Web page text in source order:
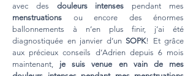
avec des douleurs intenses pendant mes
menstruations ou encore des énormes
ballonnements à n’en plus finir, j’ai été
diagnostiquée en janvier d’un SOPK! Et grâce
aux précieux conseils d’Adrien depuis 6 mois
maintenant, je suis venue en vain de mes